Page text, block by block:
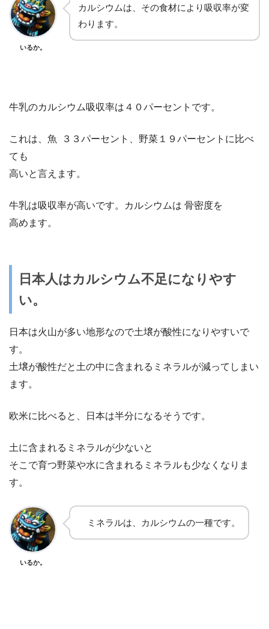
いるか。
カルシウムは、その食材により吸収率が変
わります。
牛乳のカルシウム吸収率は４０パーセントです。
これは、魚 ３３パーセント、野菜１９パーセントに比べ
ても
高いと言えます。
牛乳は吸収率が高いです。カルシウムは 骨密度を
高めます。
日本人はカルシウム不足になりやす
い。
日本は火山が多い地形なので土壌が酸性になりやすいで
す。
土壌が酸性だと土の中に含まれるミネラルが減ってしまい
ます。
欧米に比べると、日本は半分になるそうです。
土に含まれるミネラルが少ないと
そこで育つ野菜や水に含まれるミネラルも少なくなりま
す。
いるか。
ミネラルは、カルシウムの一種です。